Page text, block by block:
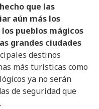
que las
aún más los
pueblos mágicos
grandes ciudades
destinos
más turísticas como
ya no serán
de seguridad que